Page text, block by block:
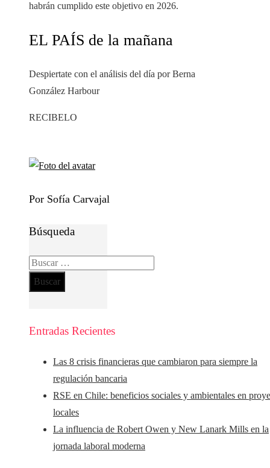
habrán cumplido este objetivo en 2026.
EL PAÍS de la mañana
Despiertate con el análisis del día por Berna
González Harbour
RECIBELO
Por Sofía Carvajal
Búsqueda
Buscar:
Entradas Recientes
Las 8 crisis financieras que cambiaron para siempre la
regulación bancaria
RSE en Chile: beneficios sociales y ambientales en
locales
La influencia de Robert Owen y New Lanark Mills en la
jornada laboral moderna